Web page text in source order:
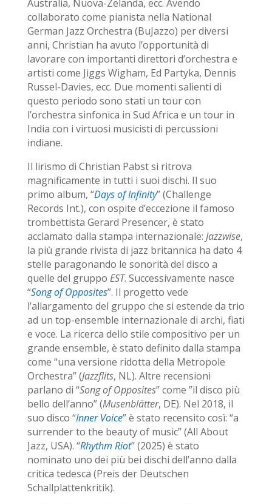
Australia, Nuova-Zelanda, ecc. Avendo
collaborato come pianista nella National
German Jazz Orchestra (BuJazzo) per diversi
anni, Christian ha avuto l’opportunità di
lavorare con importanti direttori d’orchestra e
artisti come Jiggs Wigham, Ed Partyka, Dennis
Russel-Davies, ecc. Due momenti salienti di
questo periodo sono stati un tour con
l’orchestra sinfonica in Sud Africa e un tour in
India con i virtuosi musicisti di percussioni
indiane.
Il lirismo di Christian Pabst si ritrova
magnificamente in tutti i suoi dischi. Il suo
primo album, “Days of Infinity” (Challenge
Records Int.), con ospite d’eccezione il famoso
trombettista Gerard Presencer, è stato
acclamato dalla stampa internazionale: Jazzwise,
la più grande rivista di jazz britannica ha dato 4
stelle paragonando le sonorità del disco a
quelle del gruppo EST. Successivamente nasce
“Song of Opposites”. Il progetto vede
l’allargamento del gruppo che si estende da trio
ad un top-ensemble internazionale di archi, fiati
e voce. La ricerca dello stile compositivo per un
grande ensemble, è stato definito dalla stampa
come “una versione ridotta della Metropole
Orchestra” (Jazzflits, NL). Altre recensioni
parlano di “Song of Opposites” come ”il disco più
bello dell’anno” (Musenblätter, DE). Nel 2018, il
suo disco “Inner Voice” è stato recensito così: “a
surrender to the beauty of music” (All About
Jazz, USA). “Rhythm Riot” (2025) è stato
nominato uno dei più bei dischi dell’anno dalla
critica tedesca (Preis der Deutschen
Schallplattenkritik).